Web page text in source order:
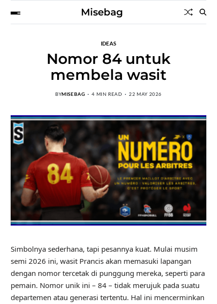
Misebag
IDEAS
Nomor 84 untuk
membela wasit
BYMISEBAG 4 MIN READ 22 MAY 2026
Simbolnya sederhana, tapi pesannya kuat. Mulai musim
semi 2026 ini, wasit Prancis akan memasuki lapangan
dengan nomor tercetak di punggung mereka, seperti para
pemain. Nomor unik ini – 84 – tidak merujuk pada suatu
departemen atau generasi tertentu. Hal ini mencerminkan